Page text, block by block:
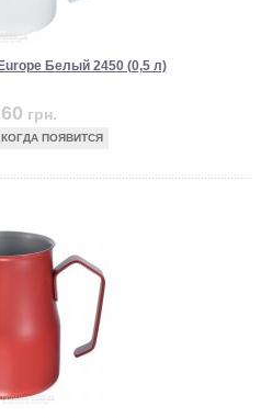
Белый 2450 (0,5 л)
грн.
ПОЯВИТСЯ